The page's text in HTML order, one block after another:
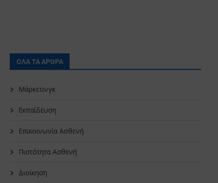
ΟΛΑ ΤΑ ΑΡΘΡΑ
Μάρκετινγκ
Εκπαίδευση
Επικοινωνία Ασθενή
Πιστότητα Ασθενή
Διοίκηση